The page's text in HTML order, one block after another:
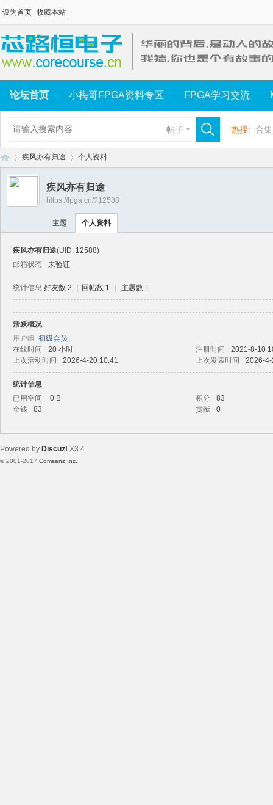
设为首页 收藏本站
论坛首页 小梅哥FPGA资料专区 FPGA学习交流
帖子 热搜: 合集
恒
›
疾风亦有归途 个人资料
疾风亦有归途
https://fpga.cn/?12588
主题 个人资料
疾风亦有归途(UID: 12588)
邮箱状态
未验证
统计信息 好友数 2 回帖数 1 主题数 1
活跃概况
用户组 初级会员
在线时间
20 小时 注册时间
2021-8-10
上次活动时间
2026-4-20 10:41 上次发表时间 2026-
统计信息
已用空间
0 B 积分
83
金钱
83 贡献 0
Powered by Discuz! X3.4
© 2001-2017 Comsenz Inc.